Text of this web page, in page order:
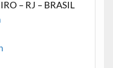
– RJ – BRASIL